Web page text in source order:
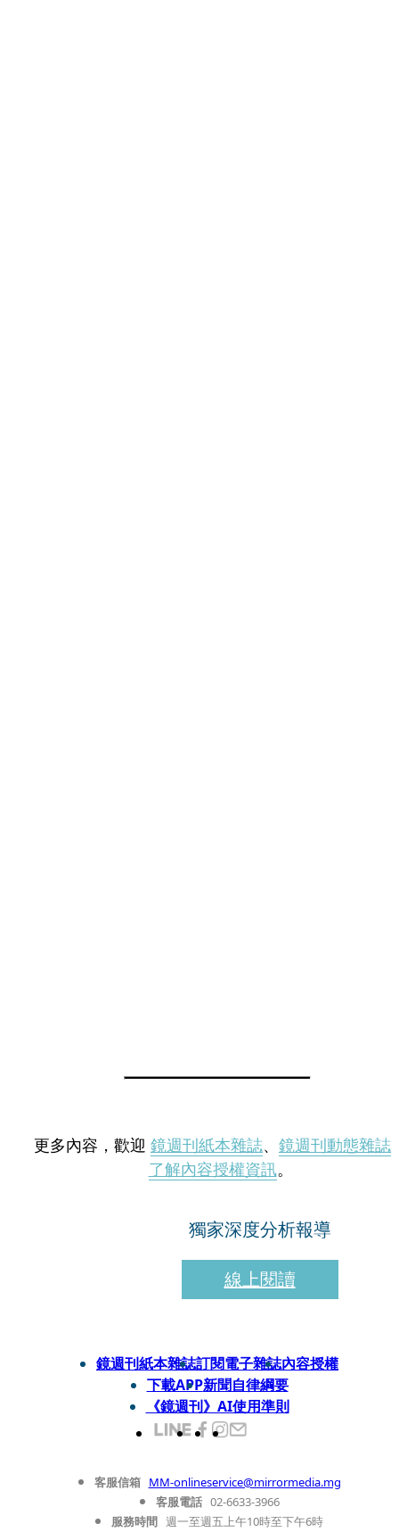
更多內容，歡迎 鏡週刊紙本雜誌、 鏡週刊動態雜誌
了解內容授權資訊。
獨家深度分析報導
線上閱讀
鏡週刊紙本雜誌訂閱電子雜誌內容授權
下載APP新聞自律綱要
《鏡週刊》AI使用準則
客服信箱 MM-onlineservice@mirrormedia.mg
客服電話 02-6633-3966
服務時間 週一至週五上午10時至下午6時